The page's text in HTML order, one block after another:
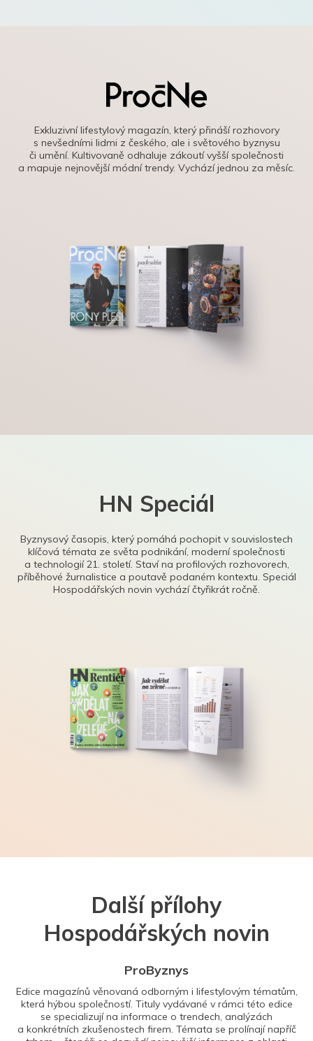
Exkluzivní lifestylový magazín, který přináší rozhovory
s nevšedními lidmi z českého, ale i světového byznysu
či umění. Kultivovaně odhaluje zákoutí vyšší společnosti
a mapuje nejnovější módní trendy. Vychází jednou za měsíc.
HN Speciál
Byznysový časopis, který pomáhá pochopit v souvislostech
klíčová témata ze světa podnikání, moderní společnosti
a technologií 21. století. Staví na profilových rozhovorech,
příběhové žurnalistice a poutavě podaném kontextu. Speciál
Hospodářských novin vychází čtyřikrát ročně.
Další přílohy
Hospodářských novin
ProByznys
Edice magazínů věnovaná odborným i lifestylovým tématům,
která hýbou společností. Tituly vydávané v rámci této edice
se specializují na informace o trendech, analýzách
a konkrétních zkušenostech firem. Témata se prolínají napříč